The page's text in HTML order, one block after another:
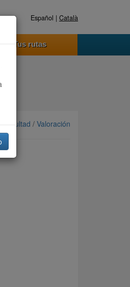
Español | Català
Tus rutas
Dificultad / Valoración